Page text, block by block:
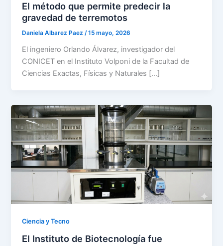
El método que permite predecir la
gravedad de terremotos
Daniela Albarez Paez/15 mayo, 2026
El ingeniero Orlando Álvarez, investigador del
CONICET en el Instituto Volponi de la Facultad de
Ciencias Exactas, Físicas y Naturales […]
Ciencia y Tecno
El Instituto de Biotecnología fue